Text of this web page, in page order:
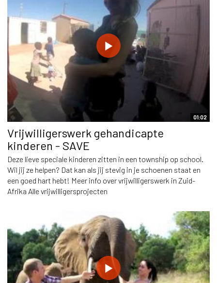
01:02
Vrijwilligerswerk gehandicapte
kinderen - SAVE
Deze lieve speciale kinderen zitten in een township op school.
Wil jij ze helpen? Dat kan als jij stevig in je schoenen staat en
een goed hart hebt! Meer info over vrijwilligerswerk in Zuid-
Afrika Alle vrijwilligersprojecten